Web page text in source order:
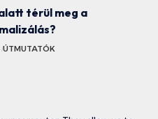
térül meg a
ÚTMUTATÓK